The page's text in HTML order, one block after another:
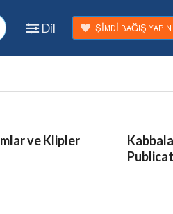
Dil ŞİMDİ BAĞIŞ YAPIN
ve Klipler